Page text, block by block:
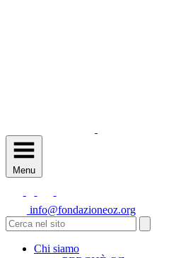
Menu
info@fondazioneoz.org
Chi siamo